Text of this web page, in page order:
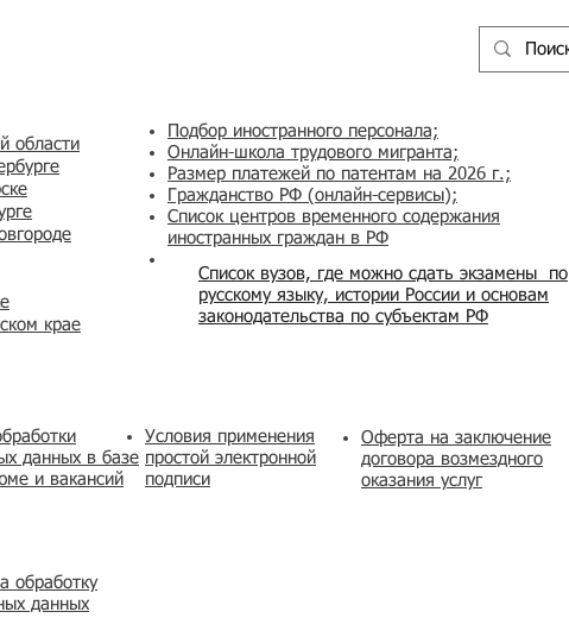
области
крае
данных в базе
и вакансий
обработку
данных
Список вузов, где можно сдать экзамены по
русскому языку, истории России и основам
законодательства по субъектам РФ
Подбор иностранного персонала;
Онлайн-школа трудового мигранта;
Размер платежей по патентам на 2026 г.;
Гражданство РФ (онлайн-сервисы);
Список центров временного содержания
иностранных граждан в РФ
Условия применения
простой электронной
подписи
​Оферта на заключение
договора возмездного
оказания услуг